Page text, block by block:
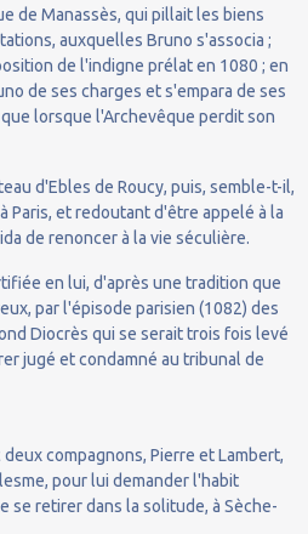
de Manassès, qui pillait les biens
auxquelles Bruno s'associa ;
de l'indigne prélat en 1080 ; en
de ses charges et s'empara de ses
lorsque l'Archevêque perdit son
d'Ebles de Roucy, puis, semble-t-il,
Paris, et redoutant d'être appelé à la
de renoncer à la vie séculière.
en lui, d'après une tradition que
par l'épisode parisien (1082) des
Diocrès qui se serait trois fois levé
jugé et condamné au tribunal de
compagnons, Pierre et Lambert,
pour lui demander l'habit
se retirer dans la solitude, à Sèche-